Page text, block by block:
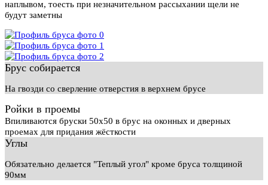
наплывом, тоесть при незначительном рассыхании щели не
будут заметны
Брус собирается
На гвозди со сверление отверстия в верхнем брусе
Ройки в проемы
Впиливаются бруски 50х50 в брус на оконных и дверных
проемах для придания жёсткости
Углы
Обязательно делается "Теплый угол" кроме бруса толщиной
90мм